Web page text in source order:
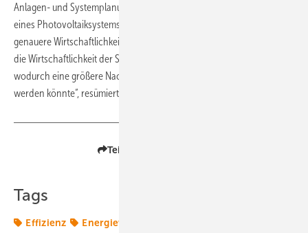
Anlagen- und Systemplanung herangezogen werden. Der Projektierer
eines Photovoltaiksystems mit Speicher kann mit den SPI eine
genauere Wirtschaftlichkeitsprognose erstellen. „Dadurch ließe sich
die Wirtschaftlichkeit der Solarstromspeicherung weiter verbessern,
wodurch eine größere Nachfrage nach Speichersystemen erzielt
werden könnte“, resümiert Weniger. (
Teilen
Tags
Effizienz Energiewende 2.0